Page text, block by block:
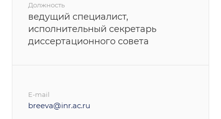
Должность
ведущий специалист,
исполнительный секретарь
диссертационного совета
E-mail
breeva@inr.ac.ru